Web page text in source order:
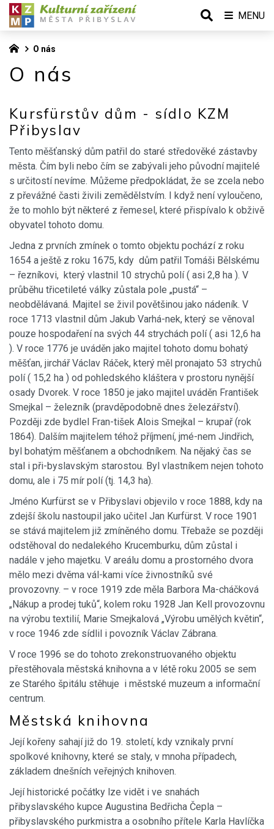
O nás
O nás
Kursfürstův dům - sídlo KZM
Přibyslav
Tento měšťanský dům patřil do staré středověké zástavby
města. Čím byli nebo čím se zabývali jeho původní majitelé
s určitostí nevíme. Můžeme předpokládat, že se zcela nebo
z převážné časti živili zemědělstvím. I když není vyloučeno,
že to mohlo být některé z řemesel, které přispívalo k obživě
obyvatel tohoto domu.
Jedna z prvních zmínek o tomto objektu pochází z roku
1654 a ještě z roku 1675, kdy dům patřil Tomáši Bělskému
– řezníkovi, který vlastnil 10 strychů polí ( asi 2,8 ha ). V
průběhu třicetileté války zůstala pole „pustá“ –
neobdělávaná. Majitel se živil povětšinou jako nádeník. V
roce 1713 vlastnil dům Jakub Varhá-nek, který se věnoval
pouze hospodaření na svých 44 strychách polí ( asi 12,6 ha
). V roce 1776 je uváděn jako majitel tohoto domu bohatý
měšťan, jirchář Václav Ráček, který měl pronajato 53 strychů
polí ( 15,2 ha ) od pohledského kláštera v prostoru nynější
osady Dvorek. V roce 1850 je jako majitel uváděn František
Smejkal – železník (pravděpodobně dnes železářství).
Později zde bydlel Fran-tišek Alois Smejkal – krupař (rok
1864). Dalším majitelem téhož příjmení, jmé-nem Jindřich,
byl bohatým měšťanem a obchodníkem. Na nějaký čas se
stal i při-byslavským starostou. Byl vlastníkem nejen tohoto
domu, ale i 75 mír polí (tj. 14,3 ha).
Jméno Kurfürst se v Přibyslavi objevilo v roce 1888, kdy na
zdejší školu nastoupil jako učitel Jan Kurfürst. V roce 1901
se stává majitelem již zmíněného domu. Třebaže se později
odstěhoval do nedalekého Krucemburku, dům zůstal i
nadále v jeho majetku. V areálu domu a prostorného dvora
mělo mezi dvěma vál-kami více živnostníků své
provozovny. – v roce 1919 zde měla Barbora Ma-cháčková
„Nákup a prodej tuků“, kolem roku 1928 Jan Kell provozovnu
na výrobu textilií, Marie Smejkalová „Výrobu umělých květin“,
v roce 1946 zde sídlil i povozník Václav Zábrana.
V roce 1996 se do tohoto zrekonstruovaného objektu
přestěhovala městská knihovna a v létě roku 2005 se sem
ze Starého špitálu stěhuje i městské muzeum a informační
centrum.
Městská knihovna
Její kořeny sahají již do 19. století, kdy vznikaly první
spolkové knihovny, které se staly, v mnoha případech,
základem dnešních veřejných knihoven.
Její historické počátky lze vidět i ve snahách
přibyslavského kupce Augustina Bedřicha Čepla –
přibyslavského purkmistra a osobního přítele Karla Havlíčka
MENU